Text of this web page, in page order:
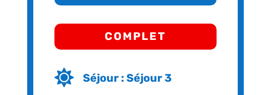
COMPLET
 Séjour : Séjour 3